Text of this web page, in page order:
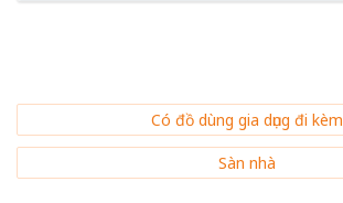
Có đồ dùng gia dụng đi kèm
Sàn nhà